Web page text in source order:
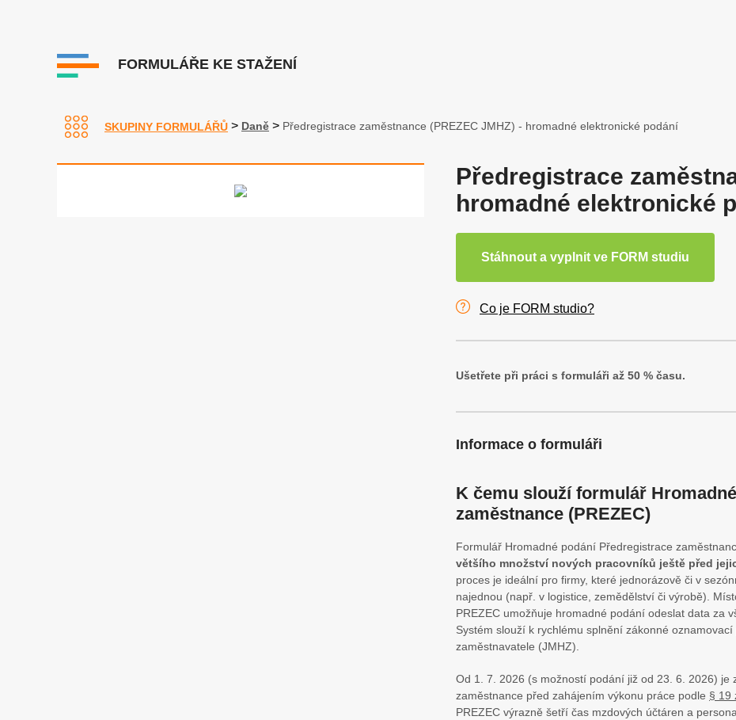
FORMULÁŘE KE STAŽENÍ
SKUPINY FORMULÁŘŮ > Daně > Předregistrace zaměstnance (PREZEC JMHZ) - hromadné elektronické podání
Předregistrace
hromadné elektronické
Stáhnout a vyplnit ve FORM studiu
Co je FORM studio?
Ušetřete při práci s formuláři až 50 % času.
Informace o formuláři
K čemu slouží formulář
zaměstnance (PREZEC)
Formulář Hromadné podání Předregistrace
většího množství nových pracovníků ještě před
proces je ideální pro firmy, které jednorázově či v
najednou (např. v logistice, zemědělství či výrobě).
PREZEC umožňuje hromadné podání odeslat data za
Systém slouží k rychlému splnění zákonné
zaměstnavatele (JMHZ).
Od 1. 7. 2026 (s možností podání již od 23. 6. 2026)
zaměstnance před zahájením výkonu práce podle § 19
PREZEC výrazně šetří čas mzdových účtáren a